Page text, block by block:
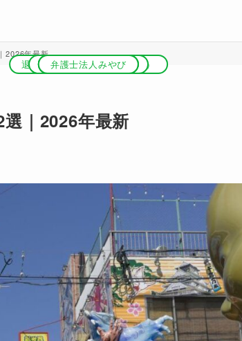
2026年最新
｜2026年最新
退職代行OITOMA（オイトマ）
退職代行Jobs
退職代行ガーディアン
退職代行ニコイチ
退職代行即ヤメ
退職代行ネルサポ
男の退職代行
弁護士法人みやび